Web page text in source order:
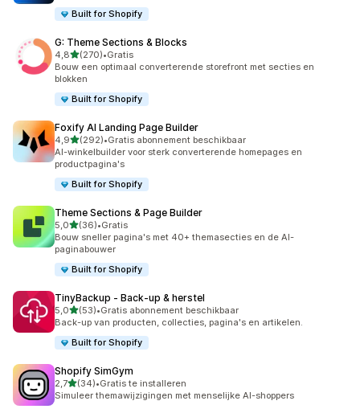
Built for Shopify
G: Theme Sections & Blocks
4,8van 5 sterren
(270)
270 recensies in totaal
•Gratis
Bouw een optimaal converterende storefront met secties en
blokken
Built for Shopify
Foxify AI Landing Page Builder
4,9van 5 sterren
(292)
292 recensies in totaal
•Gratis abonnement beschikbaar
AI-winkelbuilder voor sterk converterende homepages en
productpagina's
Built for Shopify
Theme Sections & Page Builder
5,0van 5 sterren
(36)
36 recensies in totaal
•Gratis
Bouw sneller pagina's met 40+ themasecties en de AI-
paginabouwer
Built for Shopify
TinyBackup ‑ Back‑up & herstel
5,0van 5 sterren
(53)
53 recensies in totaal
•Gratis abonnement beschikbaar
Back-up van producten, collecties, pagina's en artikelen.
Built for Shopify
Shopify SimGym
2,7van 5 sterren
(34)
34 recensies in totaal
•Gratis te installeren
Simuleer themawijzigingen met menselijke AI-shoppers